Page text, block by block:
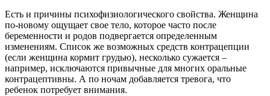
Есть и причины психофизиологического свойства. Женщина
по-новому ощущает свое тело, которое часто после
беременности и родов подвергается определенным
изменениям. Список же возможных средств контрацепции
(если женщина кормит грудью), несколько сужается –
например, исключаются привычные для многих оральные
контрацептивны. А по ночам добавляется тревога, что
ребенок потребует внимания.